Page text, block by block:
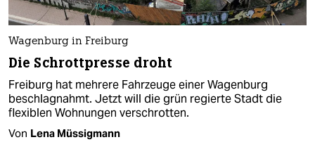
Wagenburg in Freiburg
Die Schrottpresse droht
Freiburg hat mehrere Fahrzeuge einer Wagenburg
beschlagnahmt. Jetzt will die grün regierte Stadt die
flexiblen Wohnungen verschrotten.
Von Lena Müssigmann